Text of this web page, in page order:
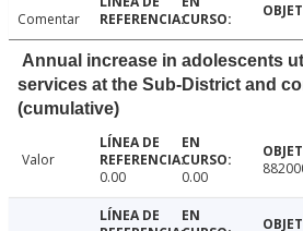
Comentar
Annual increase in adolescents
services at the Sub-District and
(cumulative)
Valor
0.00
0.00